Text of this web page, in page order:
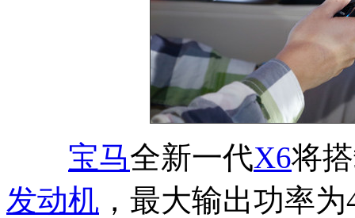
宝马全新一代X6将
发动机 ，最大输出功率